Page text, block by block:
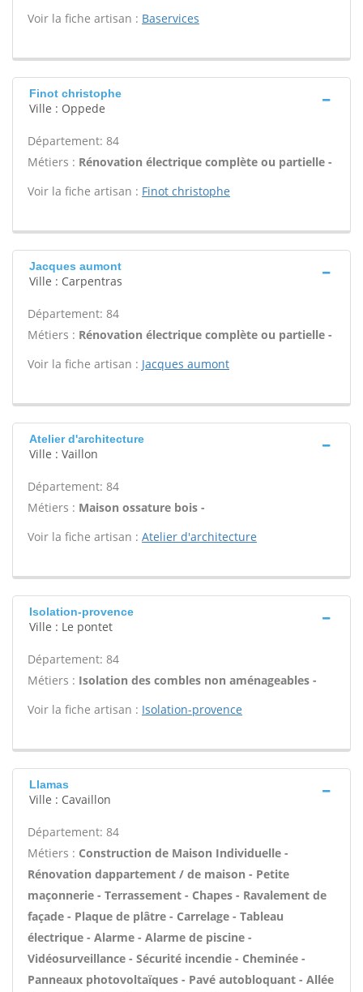
Voir la fiche artisan : Baservices
Finot christophe
Ville : Oppede
Département: 84
Métiers : Rénovation électrique complète ou partielle -
Voir la fiche artisan : Finot christophe
Jacques aumont
Ville : Carpentras
Département: 84
Métiers : Rénovation électrique complète ou partielle -
Voir la fiche artisan : Jacques aumont
Atelier d'architecture
Ville : Vaillon
Département: 84
Métiers : Maison ossature bois -
Voir la fiche artisan : Atelier d'architecture
Isolation-provence
Ville : Le pontet
Département: 84
Métiers : Isolation des combles non aménageables -
Voir la fiche artisan : Isolation-provence
Llamas
Ville : Cavaillon
Département: 84
Métiers : Construction de Maison Individuelle -
Rénovation dappartement / de maison - Petite
maçonnerie - Terrassement - Chapes - Ravalement de
façade - Plaque de plâtre - Carrelage - Tableau
électrique - Alarme - Alarme de piscine -
Vidéosurveillance - Sécurité incendie - Cheminée -
Panneaux photovoltaïques - Pavé autobloquant - Allée